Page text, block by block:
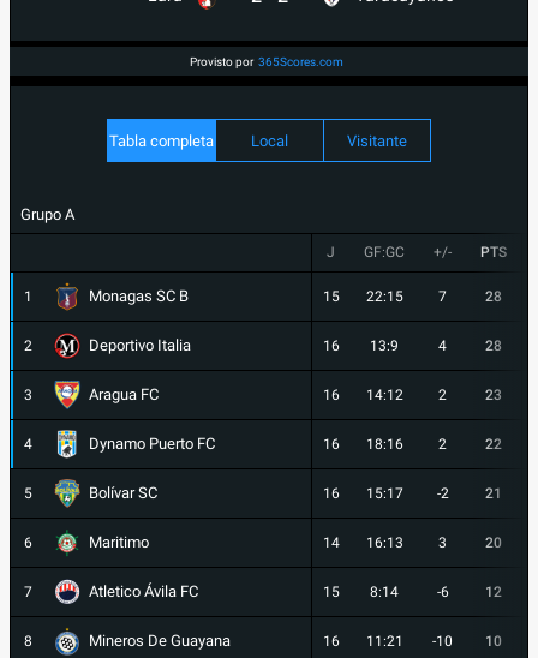
Provisto por 365Scores.com
Tabla completa Local Visitante
Grupo A
J GF:GC +/- PTS
1 Monagas SC B 15 22:15 7 28
2 Deportivo Italia 16 13:9 4 28
3 Aragua FC 16 14:12 2 23
4 Dynamo Puerto FC 16 18:16 2 22
5 Bolívar SC 16 15:17 -2 21
6 Maritimo 14 16:13 3 20
7 Atletico Ávila FC 15 8:14 -6 12
8 Mineros De Guayana 16 11:21 -10 10